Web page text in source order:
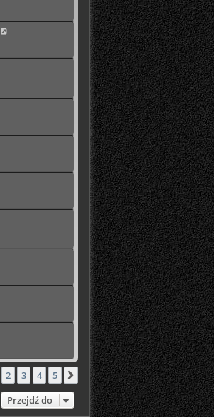
2 3 4 5 Następna
Przejdź do